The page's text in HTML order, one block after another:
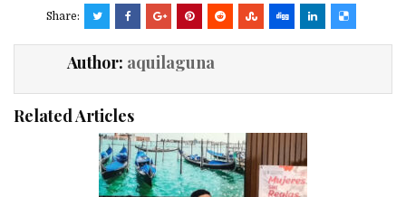
Share:
Author: aquilaguna
Related Articles